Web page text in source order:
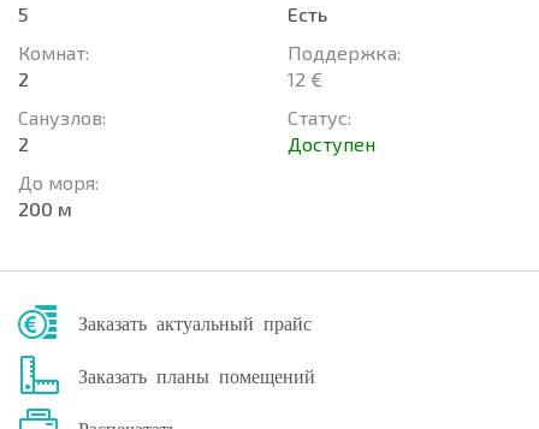
5
Комнат:
2
Санузлов:
2
До моря:
200 м
Есть
Поддержка:
12 €
Статус:
Доступен
Заказать актуальный прайс
Заказать планы помещений